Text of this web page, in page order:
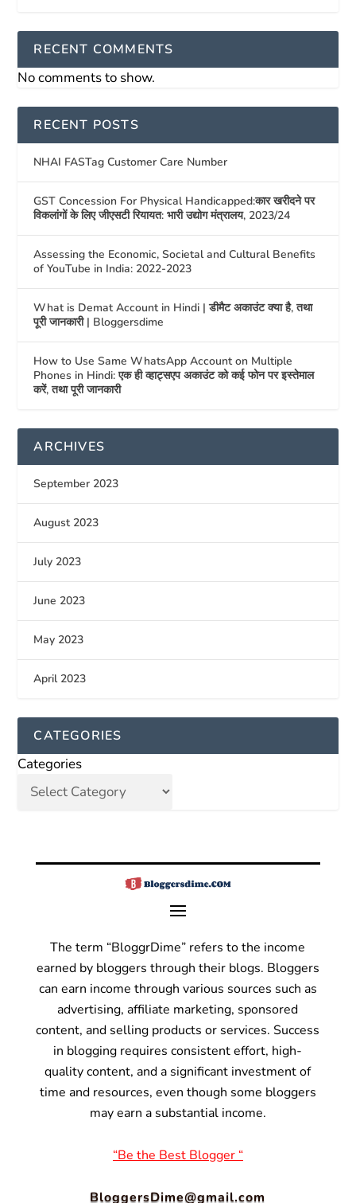
RECENT COMMENTS
No comments to show.
RECENT POSTS
NHAI FASTag Customer Care Number
GST Concession For Physical Handicapped:कार खरीदने पर
विकलांगों के लिए जीएसटी रियायत: भारी उद्योग मंत्रालय, 2023/24
Assessing the Economic, Societal and Cultural Benefits
of YouTube in India: 2022-2023
What is Demat Account in Hindi | डीमैट अकाउंट क्या है, तथा
पूरी जानकारी | Bloggersdime
How to Use Same WhatsApp Account on Multiple
Phones in Hindi: एक ही व्हाट्सएप अकाउंट को कई फोन पर इस्तेमाल
करें, तथा पूरी जानकारी
ARCHIVES
September 2023
August 2023
July 2023
June 2023
May 2023
April 2023
CATEGORIES
Categories
The term “BloggrDime” refers to the income
earned by bloggers through their blogs. Bloggers
can earn income through various sources such as
advertising, affiliate marketing, sponsored
content, and selling products or services. Success
in blogging requires consistent effort, high-
quality content, and a significant investment of
time and resources, even though some bloggers
may earn a substantial income.
“Be the Best Blogger “
BloggersDime@gmail.com